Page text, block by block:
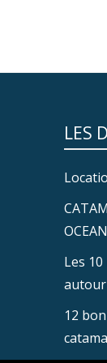
LES
Les
autour
12